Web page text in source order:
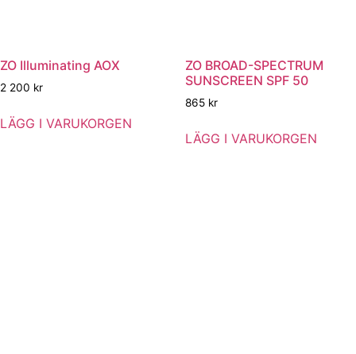
ZO Illuminating AOX
2 200 kr
LÄGG I VARUKORGEN
ZO BROAD-SPECTRUM
SUNSCREEN SPF 50
865 kr
LÄGG I VARUKORGEN